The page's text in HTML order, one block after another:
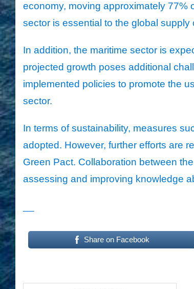
economy, moving approximately 77%
sector is essential to the global
In addition, the maritime sector is
projected growth poses additional
implemented policies to promote the
sector.
In terms of sustainability, measures
adopted. However, further efforts are
Green Pact. Collaboration between
assessing and improving knowledge
Share on Facebook